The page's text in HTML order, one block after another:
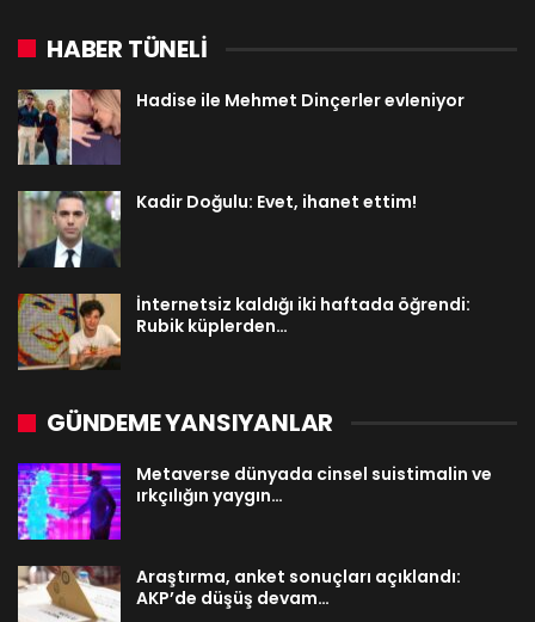
HABER TÜNELİ
Hadise ile Mehmet Dinçerler evleniyor
Kadir Doğulu: Evet, ihanet ettim!
İnternetsiz kaldığı iki haftada öğrendi:
Rubik küplerden…
GÜNDEME YANSIYANLAR
Metaverse dünyada cinsel suistimalin ve
ırkçılığın yaygın…
Araştırma, anket sonuçları açıklandı:
AKP’de düşüş devam…